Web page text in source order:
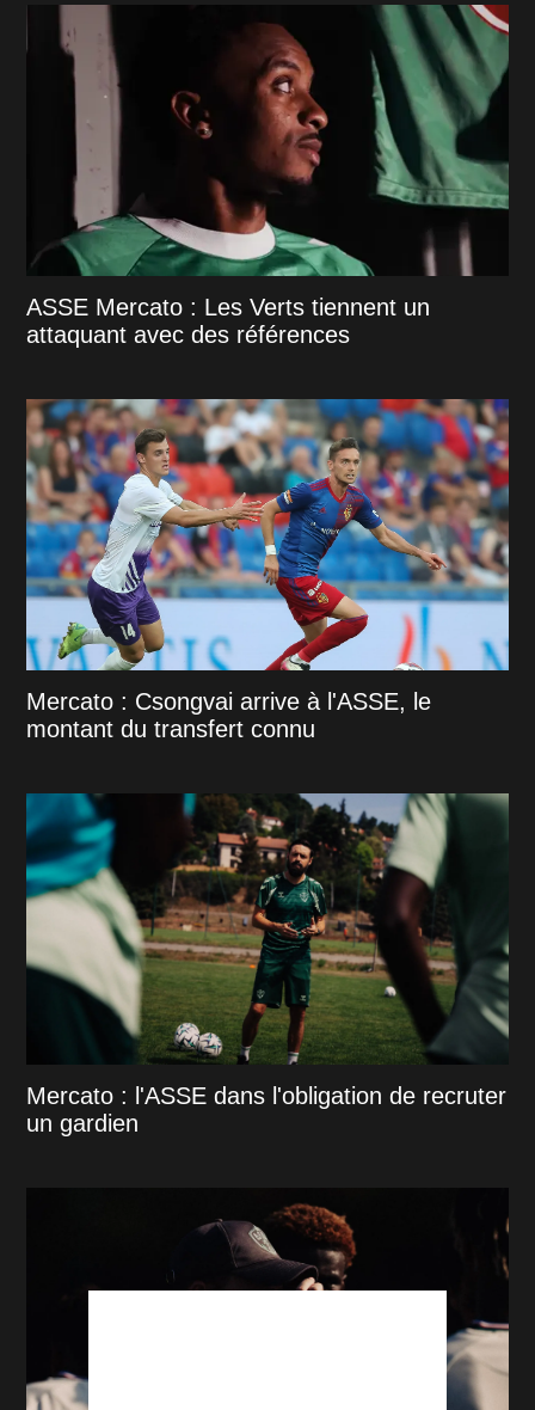
ASSE Mercato : Les Verts tiennent un
attaquant avec des références
Mercato : Csongvai arrive à l'ASSE, le
montant du transfert connu
Mercato : l'ASSE dans l'obligation de recruter
un gardien